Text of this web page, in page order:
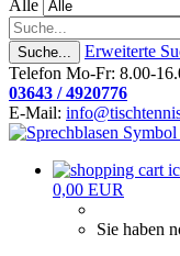
Alle
Suche...
Erweiterte
Telefon Mo-Fr: 8.00-
03643 / 4920776
E-Mail:
0,00 EUR
Sie haben